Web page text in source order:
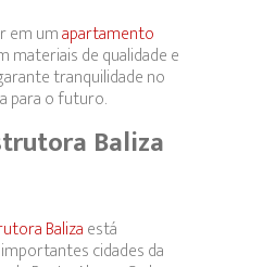
em umapartamento
materiais de qualidade e
tranquilidade no
para o futuro.
Baliza
Balizaestá
cidades da